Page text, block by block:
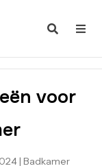
voor
| Badkamer